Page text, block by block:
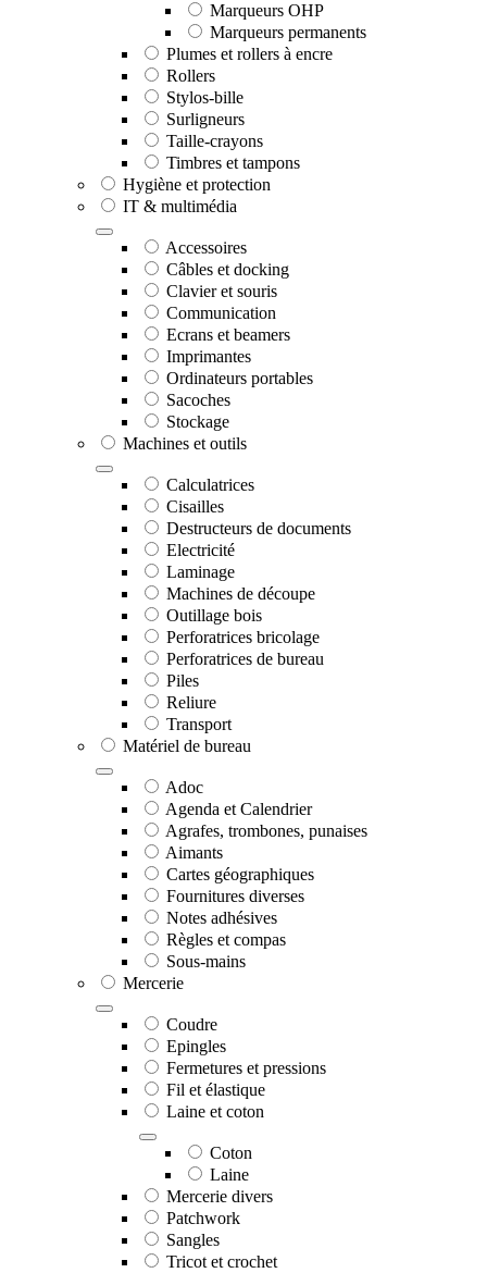
Marqueurs OHP
Marqueurs permanents
Plumes et rollers à encre
Rollers
Stylos-bille
Surligneurs
Taille-crayons
Timbres et tampons
Hygiène et protection
IT & multimédia
Accessoires
Câbles et docking
Clavier et souris
Communication
Ecrans et beamers
Imprimantes
Ordinateurs portables
Sacoches
Stockage
Machines et outils
Calculatrices
Cisailles
Destructeurs de documents
Electricité
Laminage
Machines de découpe
Outillage bois
Perforatrices bricolage
Perforatrices de bureau
Piles
Reliure
Transport
Matériel de bureau
Adoc
Agenda et Calendrier
Agrafes, trombones, punaises
Aimants
Cartes géographiques
Fournitures diverses
Notes adhésives
Règles et compas
Sous-mains
Mercerie
Coudre
Epingles
Fermetures et pressions
Fil et élastique
Laine et coton
Coton
Laine
Mercerie divers
Patchwork
Sangles
Tricot et crochet